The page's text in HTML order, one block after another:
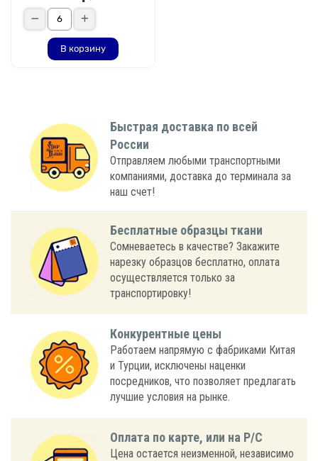
В корзину
Быстрая доставка по всей
России
Отправляем любыми транспортными
компаниями, доставка до терминала за
наш счет!
Бесплатные образцы ткани
Сомневаетесь в качестве? Закажите
нарезку образцов бесплатно, оплата
осуществляется только за
транспортировку!
Конкурентные цены
Работаем напрямую с фабриками Китая
и Турции, исключены наценки
посредников, что позволяет предлагать
лучшие условия на рынке.
Оплата по карте, или на Р/С
Цена остается неизменной, независимо